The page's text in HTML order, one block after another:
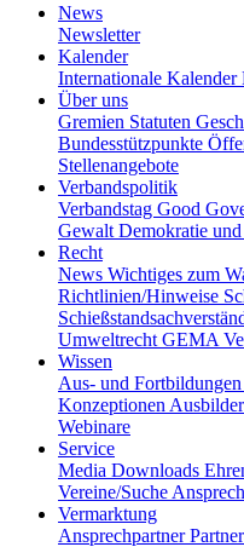
News
Newsletter
Kalender
Internationale Kalender
Über uns
Gremien Statuten
Bundesstützpunkte
Stellenangebote
Verbandspolitik
Verbandstag Good
Gewalt Demokratie
Recht
News Wichtiges zum
Richtlinien/Hinweise
Umweltrecht GEMA
Wissen
Aus- und Fortbildungen
Konzeptionen
Webinare
Service
Media Downloads
Vereine/Suche
Vermarktung
AnsprechpartnerPartner